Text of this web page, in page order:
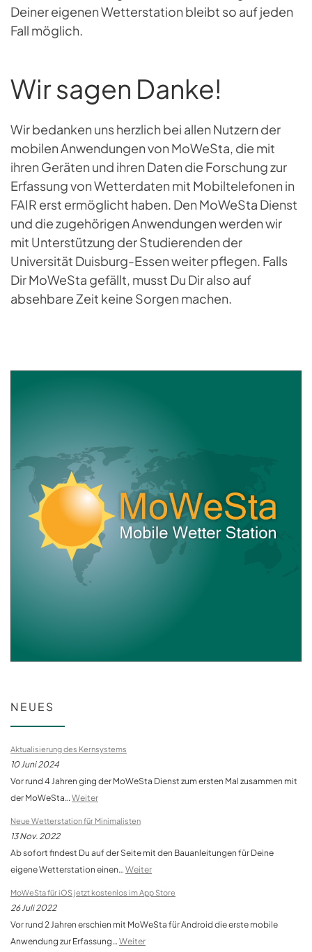
Deiner eigenen Wetterstation bleibt so auf jeden
Fall möglich.
Wir sagen Danke!
Wir bedanken uns herzlich bei allen Nutzern der
mobilen Anwendungen von MoWeSta, die mit
ihren Geräten und ihren Daten die Forschung zur
Erfassung von Wetterdaten mit Mobiltelefonen in
FAIR erst ermöglicht haben. Den MoWeSta Dienst
und die zugehörigen Anwendungen werden wir
mit Unterstützung der Studierenden der
Universität Duisburg-Essen weiter pflegen. Falls
Dir MoWeSta gefällt, musst Du Dir also auf
absehbare Zeit keine Sorgen machen.
NEUES
Aktualisierung des Kernsystems
10 Juni 2024
Vor rund 4 Jahren ging der MoWeSta Dienst zum ersten Mal zusammen mit
der MoWeSta… Weiter
Neue Wetterstation für Minimalisten
13 Nov. 2022
Ab sofort findest Du auf der Seite mit den Bauanleitungen für Deine
eigene Wetterstation einen… Weiter
MoWeSta für iOS jetzt kostenlos im App Store
26 Juli 2022
Vor rund 2 Jahren erschien mit MoWeSta für Android die erste mobile
Anwendung zur Erfassung… Weiter